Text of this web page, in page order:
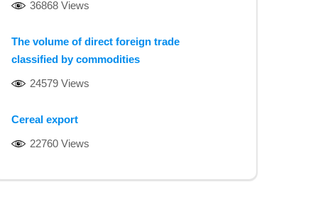
36868 Views
The volume of direct foreign trade
classified by commodities
24579 Views
Cereal export
22760 Views